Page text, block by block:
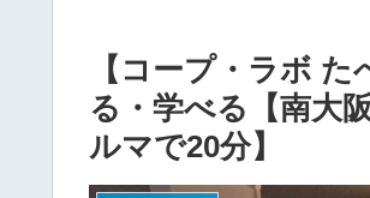
【コープ・ラボ
る・学べる【南大
ルマで20分】